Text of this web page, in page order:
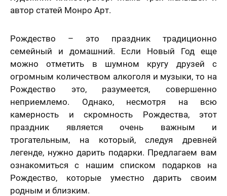
автор статей Монро Арт.
Рождество – это праздник традиционно
семейный и домашний. Если Новый Год еще
можно отметить в шумном кругу друзей с
огромным количеством алкоголя и музыки, то на
Рождество это, разумеется, совершенно
неприемлемо. Однако, несмотря на всю
камерность и скромность Рождества, этот
праздник является очень важным и
трогательным, на который, следуя древней
легенде, нужно дарить подарки. Предлагаем вам
ознакомиться с нашим списком подарков на
Рождество, которые уместно дарить своим
родным и близким.